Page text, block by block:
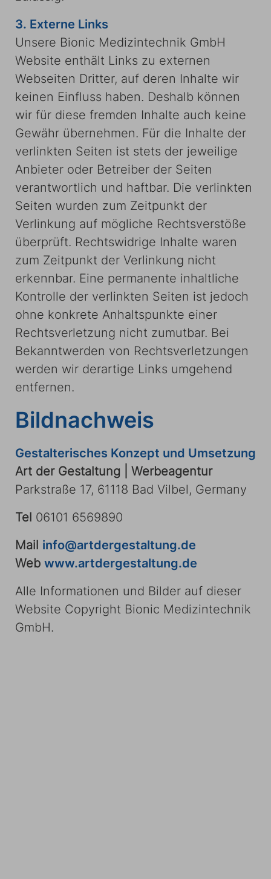
3. Externe Links
Unsere Bionic Medizintechnik GmbH
Website enthält Links zu externen
Webseiten Dritter, auf deren Inhalte wir
keinen Einfluss haben. Deshalb können
wir für diese fremden Inhalte auch keine
Gewähr übernehmen. Für die Inhalte der
verlinkten Seiten ist stets der jeweilige
Anbieter oder Betreiber der Seiten
verantwortlich und haftbar. Die verlinkten
Seiten wurden zum Zeitpunkt der
Verlinkung auf mögliche Rechtsverstöße
überprüft. Rechtswidrige Inhalte waren
zum Zeitpunkt der Verlinkung nicht
erkennbar. Eine permanente inhaltliche
Kontrolle der verlinkten Seiten ist jedoch
ohne konkrete Anhaltspunkte einer
Rechtsverletzung nicht zumutbar. Bei
Bekanntwerden von Rechtsverletzungen
werden wir derartige Links umgehend
entfernen.
Bildnachweis
Gestalterisches Konzept und Umsetzung
Art der Gestaltung | Werbeagentur
Parkstraße 17, 61118 Bad Vilbel, Germany
Tel 06101 6569890
Mail info@artdergestaltung.de
Web www.artdergestaltung.de
Alle Informationen und Bilder auf dieser
Website Copyright Bionic Medizintechnik
GmbH.